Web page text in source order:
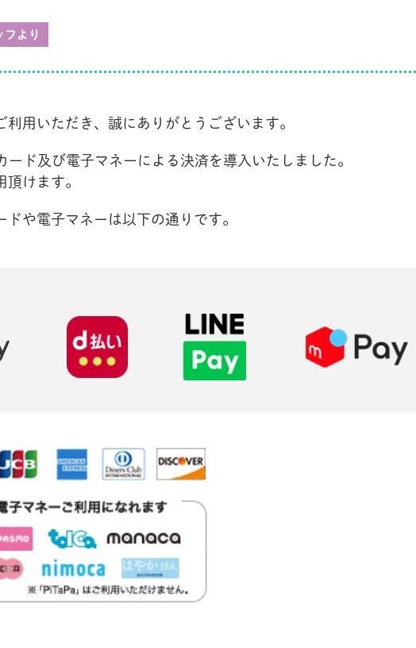
フより
用いただき、誠にありがとうございます。
ド及び電子マネーによる決済を導入いたしました。
けます。
や電子マネーは以下の通りです。